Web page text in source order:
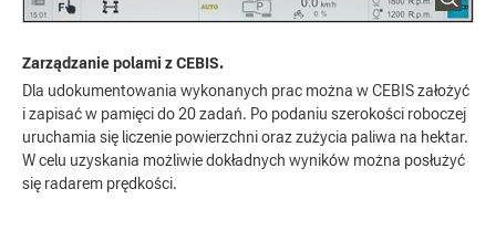
Zarządzanie polami z CEBIS.
Dla udokumentowania wykonanych prac można w CEBIS założyć
i zapisać w pamięci do 20 zadań. Po podaniu szerokości roboczej
uruchamia się liczenie powierzchni oraz zużycia paliwa na hektar.
W celu uzyskania możliwie dokładnych wyników można posłużyć
się radarem prędkości.